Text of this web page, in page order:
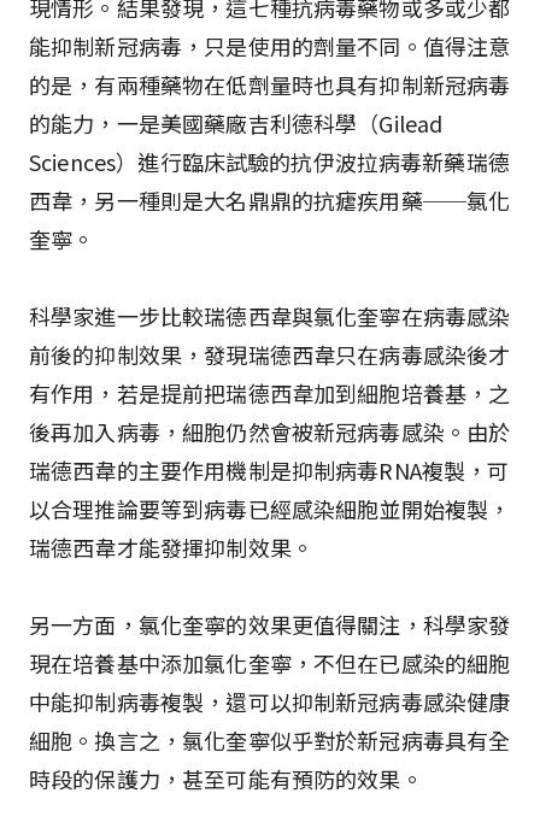
現情形。結果發現，這七種抗病毒藥物或多或少都
能抑制新冠病毒，只是使用的劑量不同。值得注意
的是，有兩種藥物在低劑量時也具有抑制新冠病毒
的能力，一是美國藥廠吉利德科學（Gilead
Sciences）進行臨床試驗的抗伊波拉病毒新藥瑞德
西韋，另一種則是大名鼎鼎的抗瘧疾用藥──氯化
奎寧。
科學家進一步比較瑞德西韋與氯化奎寧在病毒感染
前後的抑制效果，發現瑞德西韋只在病毒感染後才
有作用，若是提前把瑞德西韋加到細胞培養基，之
後再加入病毒，細胞仍然會被新冠病毒感染。由於
瑞德西韋的主要作用機制是抑制病毒RNA複製，可
以合理推論要等到病毒已經感染細胞並開始複製，
瑞德西韋才能發揮抑制效果。
另一方面，氯化奎寧的效果更值得關注，科學家發
現在培養基中添加氯化奎寧，不但在已感染的細胞
中能抑制病毒複製，還可以抑制新冠病毒感染健康
細胞。換言之，氯化奎寧似乎對於新冠病毒具有全
時段的保護力，甚至可能有預防的效果。